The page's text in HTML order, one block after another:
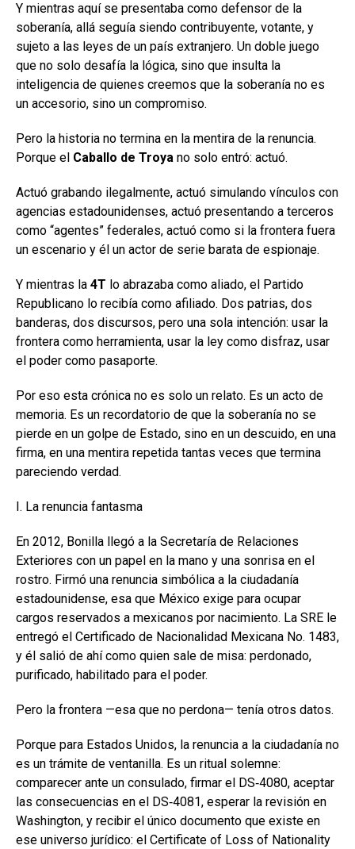
Y mientras aquí se presentaba como defensor de la
soberanía, allá seguía siendo contribuyente, votante, y
sujeto a las leyes de un país extranjero. Un doble juego
que no solo desafía la lógica, sino que insulta la
inteligencia de quienes creemos que la soberanía no es
un accesorio, sino un compromiso.
Pero la historia no termina en la mentira de la renuncia.
Porque el Caballo de Troya no solo entró: actuó.
Actuó grabando ilegalmente, actuó simulando vínculos con
agencias estadounidenses, actuó presentando a terceros
como “agentes” federales, actuó como si la frontera fuera
un escenario y él un actor de serie barata de espionaje.
Y mientras la 4T lo abrazaba como aliado, el Partido
Republicano lo recibía como afiliado. Dos patrias, dos
banderas, dos discursos, pero una sola intención: usar la
frontera como herramienta, usar la ley como disfraz, usar
el poder como pasaporte.
Por eso esta crónica no es solo un relato. Es un acto de
memoria. Es un recordatorio de que la soberanía no se
pierde en un golpe de Estado, sino en un descuido, en una
firma, en una mentira repetida tantas veces que termina
pareciendo verdad.
I. La renuncia fantasma
En 2012, Bonilla llegó a la Secretaría de Relaciones
Exteriores con un papel en la mano y una sonrisa en el
rostro. Firmó una renuncia simbólica a la ciudadanía
estadounidense, esa que México exige para ocupar
cargos reservados a mexicanos por nacimiento. La SRE le
entregó el Certificado de Nacionalidad Mexicana No. 1483,
y él salió de ahí como quien sale de misa: perdonado,
purificado, habilitado para el poder.
Pero la frontera —esa que no perdona— tenía otros datos.
Porque para Estados Unidos, la renuncia a la ciudadanía no
es un trámite de ventanilla. Es un ritual solemne:
comparecer ante un consulado, firmar el DS‑4080, aceptar
las consecuencias en el DS‑4081, esperar la revisión en
Washington, y recibir el único documento que existe en
ese universo jurídico: el Certificate of Loss of Nationality